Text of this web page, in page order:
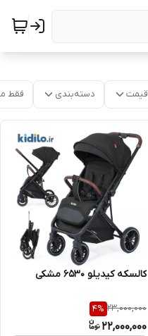
قیمت دسته‌بندی فقط
کالسکه کیدیلو ۶۵۳۰ مشکی
23,000,000
4%
22,000,000